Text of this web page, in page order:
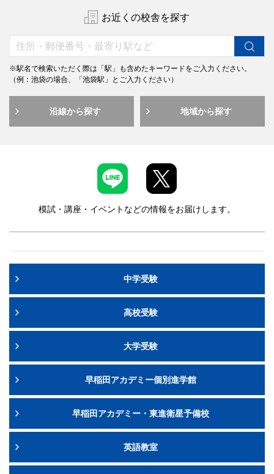
お近くの校舎を探す
※駅名で検索いただく際は「駅」も含めたキーワードをご入力ください。
（例：池袋の場合、「池袋駅」とご入力ください）
沿線から探す 地域から探す
模試・講座・イベントなどの情報をお届けします。
中学受験
高校受験
大学受験
早稲田アカデミー個別進学館
早稲田アカデミー・東進衛星予備校
英語教室